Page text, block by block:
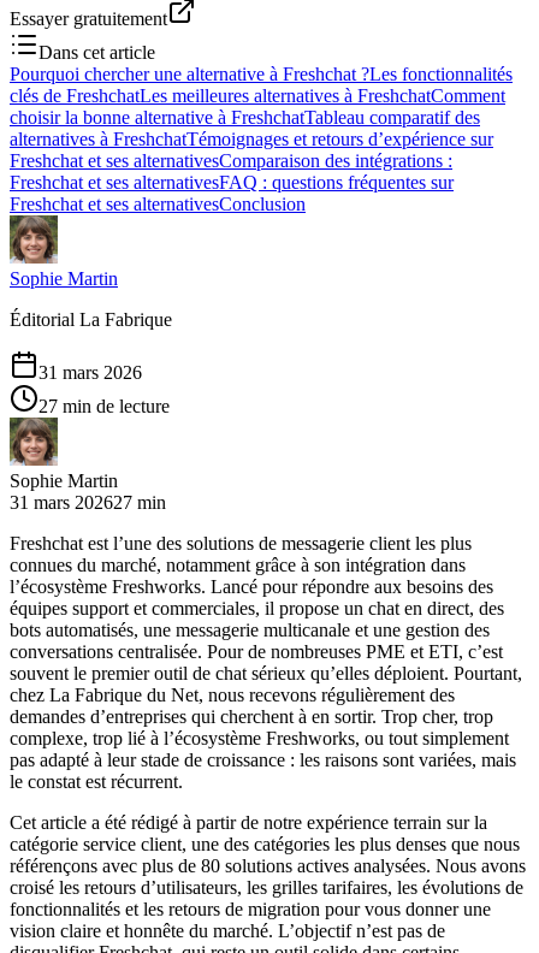
Essayer gratuitement
Dans cet article
Pourquoi chercher une alternative à Freshchat ?Les fonctionnalités
clés de FreshchatLes meilleures alternatives à FreshchatComment
choisir la bonne alternative à FreshchatTableau comparatif des
alternatives à FreshchatTémoignages et retours d’expérience sur
Freshchat et ses alternativesComparaison des intégrations :
Freshchat et ses alternativesFAQ : questions fréquentes sur
Freshchat et ses alternativesConclusion
Sophie Martin
Éditorial La Fabrique
31 mars 2026
27 min de lecture
Sophie Martin
31 mars 202627 min
Freshchat est l’une des solutions de messagerie client les plus
connues du marché, notamment grâce à son intégration dans
l’écosystème Freshworks. Lancé pour répondre aux besoins des
équipes support et commerciales, il propose un chat en direct, des
bots automatisés, une messagerie multicanale et une gestion des
conversations centralisée. Pour de nombreuses PME et ETI, c’est
souvent le premier outil de chat sérieux qu’elles déploient. Pourtant,
chez La Fabrique du Net, nous recevons régulièrement des
demandes d’entreprises qui cherchent à en sortir. Trop cher, trop
complexe, trop lié à l’écosystème Freshworks, ou tout simplement
pas adapté à leur stade de croissance : les raisons sont variées, mais
le constat est récurrent.
Cet article a été rédigé à partir de notre expérience terrain sur la
catégorie service client, une des catégories les plus denses que nous
référençons avec plus de 80 solutions actives analysées. Nous avons
croisé les retours d’utilisateurs, les grilles tarifaires, les évolutions de
fonctionnalités et les retours de migration pour vous donner une
vision claire et honnête du marché. L’objectif n’est pas de